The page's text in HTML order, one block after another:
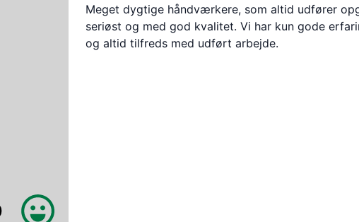
Meget dygtige håndværkere, som altid udfører
seriøst og med god kvalitet. Vi har kun gode
og altid tilfreds med udført arbejde.